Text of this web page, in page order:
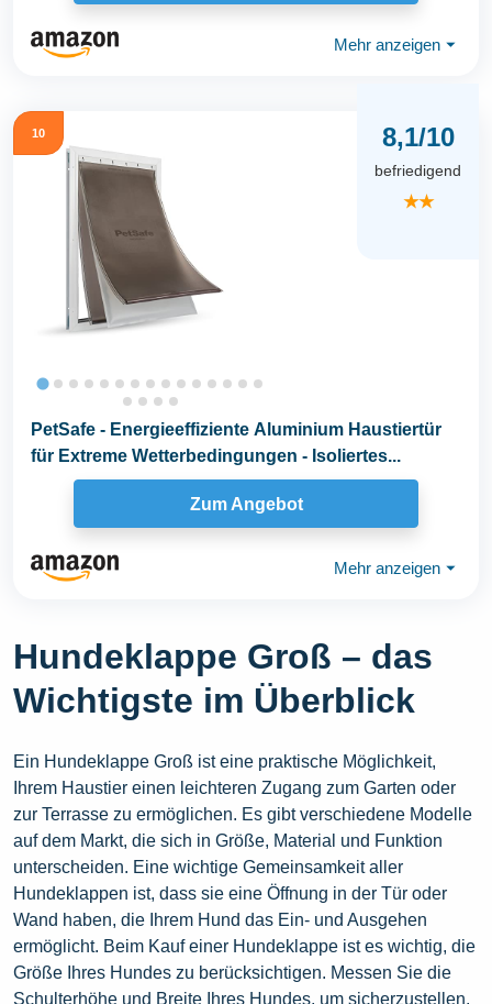
Mehr anzeigen ⏷
10 8,1/10
befriedigend
★★
PetSafe - Energieeffiziente Aluminium Haustiertür
für Extreme Wetterbedingungen - Isoliertes...
Zum Angebot
Mehr anzeigen ⏷
Hundeklappe Groß – das
Wichtigste im Überblick
Ein Hundeklappe Groß ist eine praktische Möglichkeit,
Ihrem Haustier einen leichteren Zugang zum Garten oder
zur Terrasse zu ermöglichen. Es gibt verschiedene Modelle
auf dem Markt, die sich in Größe, Material und Funktion
unterscheiden. Eine wichtige Gemeinsamkeit aller
Hundeklappen ist, dass sie eine Öffnung in der Tür oder
Wand haben, die Ihrem Hund das Ein- und Ausgehen
ermöglicht. Beim Kauf einer Hundeklappe ist es wichtig, die
Größe Ihres Hundes zu berücksichtigen. Messen Sie die
Schulterhöhe und Breite Ihres Hundes, um sicherzustellen,